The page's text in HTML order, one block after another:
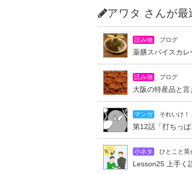
アワタ さんが
読み物 ブログ
薬膳スパイスカ
読み物 ブログ
大阪の特産品と言
マンガ それいけ！
第12話「打ちっぱ
小ネタ ひとこと英
Lesson25 上手く